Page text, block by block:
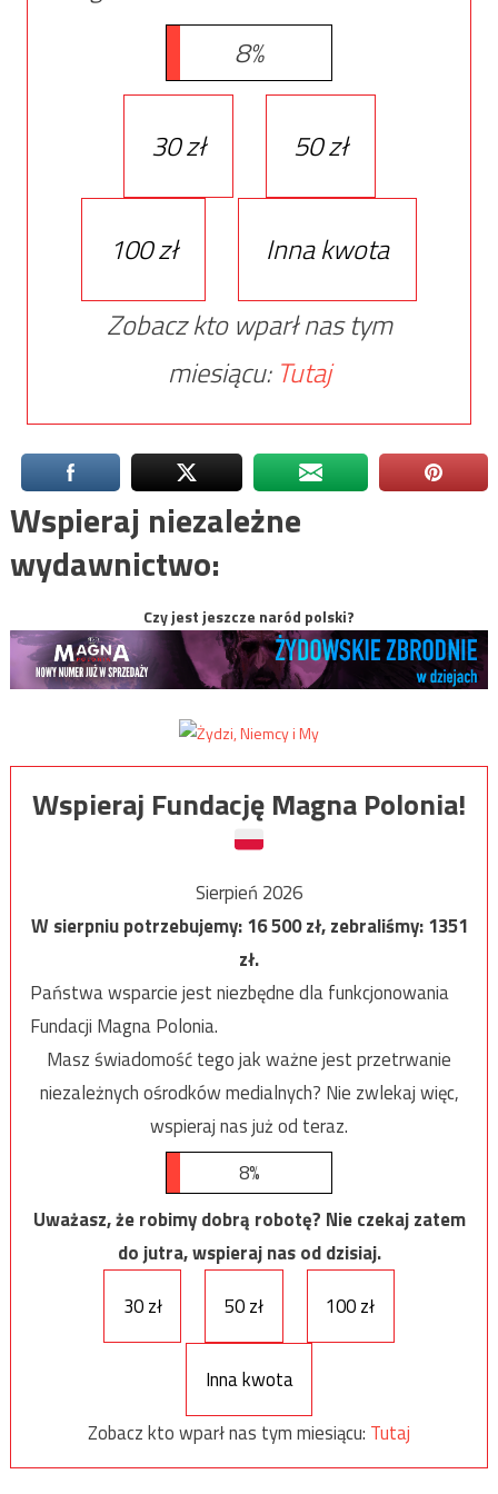
8%
30 zł 50 zł
100 zł
Inna kwota
Zobacz kto wparł nas tym
miesiącu: Tutaj
Wspieraj niezależne
wydawnictwo:
Czy jest jeszcze naród polski?
Wspieraj Fundację Magna Polonia!
Sierpień 2026
W sierpniu potrzebujemy:16 500zł, zebraliśmy:1351
zł.
Państwa wsparcie jest niezbędne dla funkcjonowania
Fundacji Magna Polonia.
Masz świadomość tego jak ważne jest przetrwanie
niezależnych ośrodków medialnych? Nie zwlekaj więc,
wspieraj nas już od teraz.
8%
Uważasz, że robimy dobrą robotę? Nie czekaj zatem
do jutra, wspieraj nas od dzisiaj.
30 zł
50 zł 100 zł
Inna kwota
Zobacz kto wparł nas tym miesiącu: Tutaj